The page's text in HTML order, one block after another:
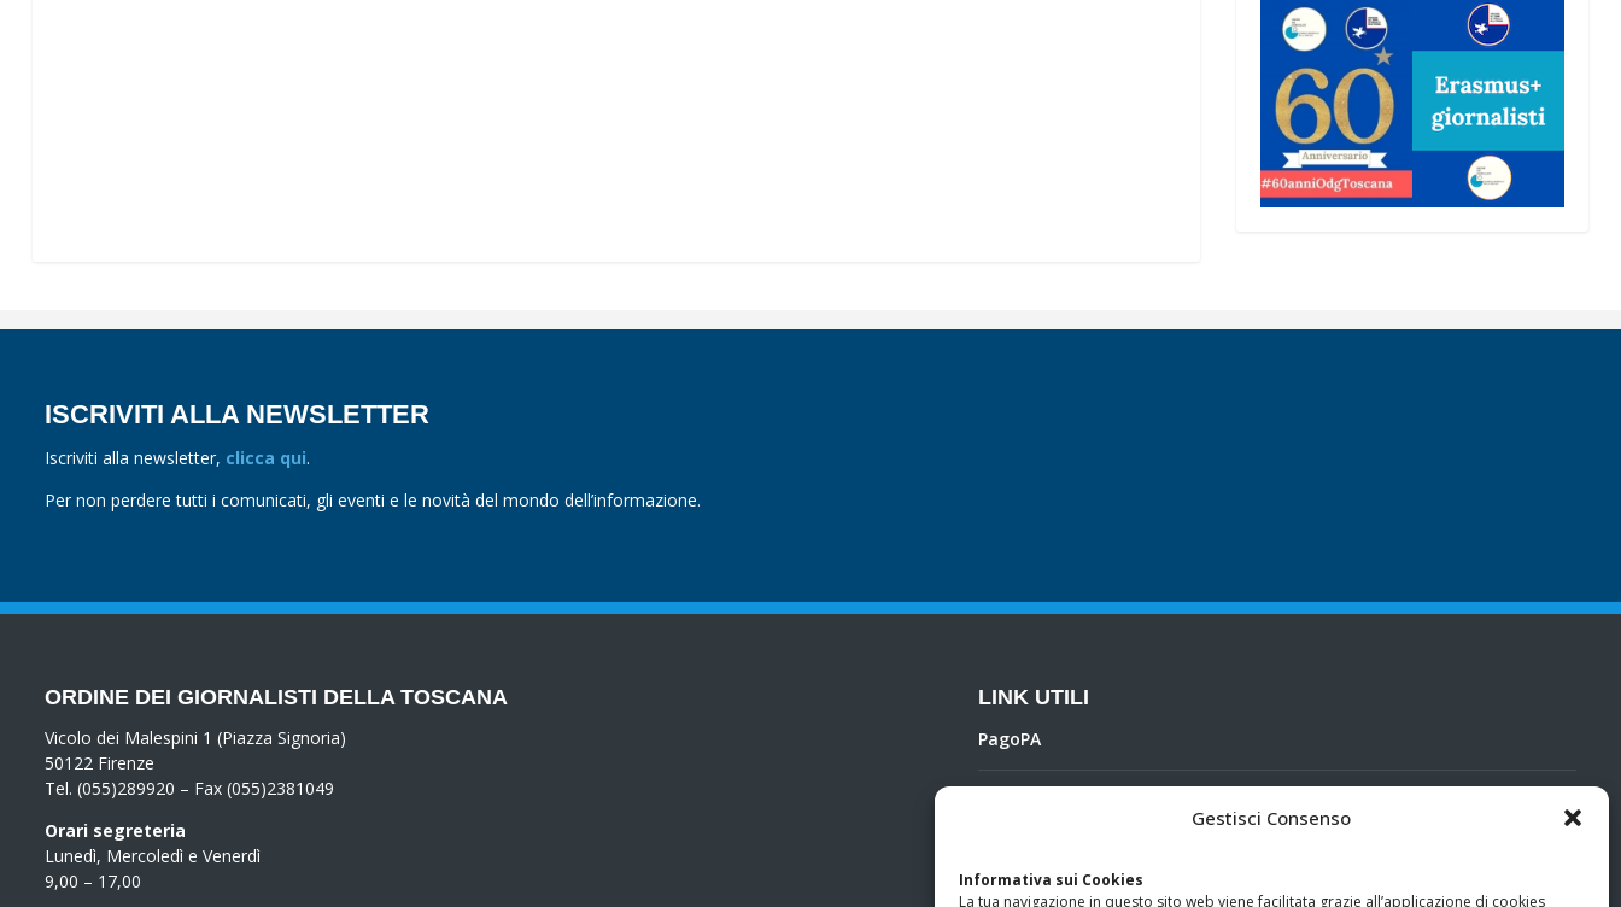
Gestisci Consenso
Informativa sui Cookies
La tua navigazione in questo sito web viene facilitata grazie all’applicazione di cookies
ISCRIVITI ALLA NEWSLETTER
Iscriviti alla newsletter, clicca qui.
Per non perdere tutti i comunicati, gli eventi e le novità del mondo dell’informazione.
ORDINE DEI GIORNALISTI DELLA TOSCANA
Vicolo dei Malespini 1 (Piazza Signoria)
50122 Firenze
Tel. (055)289920 – Fax (055)2381049
Orari segreteria
Lunedì, Mercoledì e Venerdì
9,00 – 17,00
LINK UTILI
PagoPA